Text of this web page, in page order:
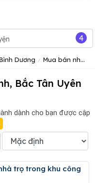
Dương Mua bán nhà huyện Bắc Tân Uyên
Bắc Tân Uyên
dành cho bạn được cập
4